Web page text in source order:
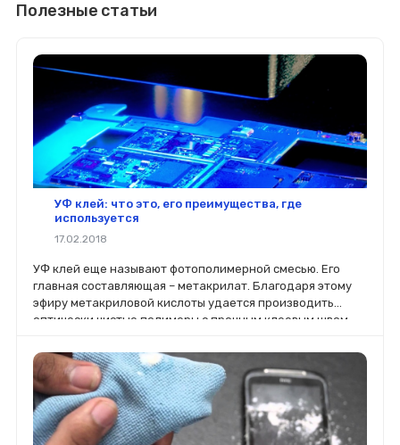
Полезные статьи
УФ клей: что это, его преимущества, где
используется
17.02.2018
УФ клей еще называют фотополимерной смесью. Его
главная составляющая – метакрилат. Благодаря этому
эфиру метакриловой кислоты удается производить
оптически чистые полимеры с прочным клеевым швом,